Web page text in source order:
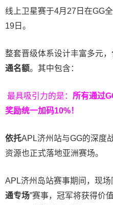
线上卫星赛于4月27日在GG
19日。
整套晋级体系设计丰富多元，
通名额。其中包含：
最具吸引力的是： 所有通过
奖励统一加码10%！
依托APL济州站与GG的深度
资源也正式落地亚洲赛场。
APL济州岛站赛事期间，现场
通专场”赛事，冠军将获得价